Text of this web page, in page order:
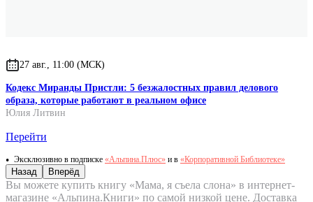
27 авг., 11:00 (МСК)
Кодекс Миранды Пристли: 5 безжалостных правил делового
образа, которые работают в реальном офисе
Юлия Литвин
Перейти
Эксклюзивно в подписке «Альпина.Плюс» и в «Корпоративной Библиотеке»
Назад Вперёд
Вы можете купить книгу «Мама, я съела слона» в интернет-
магазине «Альпина.Книги» по самой низкой цене. Доставка